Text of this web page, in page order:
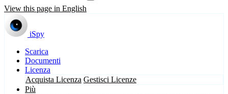
View this page in English
iSpy
Scarica
Documenti
Licenza
Acquista Licenza Gestisci Licenze
Più